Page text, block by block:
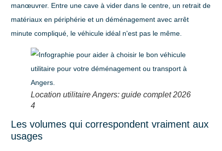
manœuvrer. Entre une cave à vider dans le centre, un retrait de
matériaux en périphérie et un déménagement avec arrêt
minute compliqué, le véhicule idéal n'est pas le même.
Location utilitaire Angers: guide complet 2026
4
Les volumes qui correspondent vraiment aux
usages